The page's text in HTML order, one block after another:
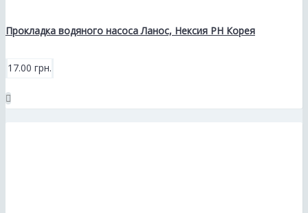
Прокладка водяного насоса Ланос, Нексия РН Корея
17.00 грн.